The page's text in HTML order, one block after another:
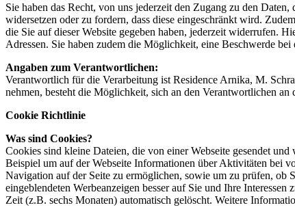
Sie haben das Recht, von uns jederzeit den Zugang zu den
widersetzen oder zu fordern, dass diese eingeschränkt wird.
die Sie auf dieser Website gegeben haben, jederzeit widerrufen.
Adressen. Sie haben zudem die Möglichkeit, eine Beschwerde
Angaben zum Verantwortlichen:
Verantwortlich für die Verarbeitung ist Residence Arnika, M.
nehmen, besteht die Möglichkeit, sich an den Verantwortlichen
Cookie Richtlinie
Was sind Cookies?
Cookies sind kleine Dateien, die von einer Webseite gesendet
Beispiel um auf der Webseite Informationen über Aktivitäten bei
Navigation auf der Seite zu ermöglichen, sowie um zu prüfen, ob
eingeblendeten Werbeanzeigen besser auf Sie und Ihre
Zeit (z.B. sechs Monaten) automatisch gelöscht. Weitere